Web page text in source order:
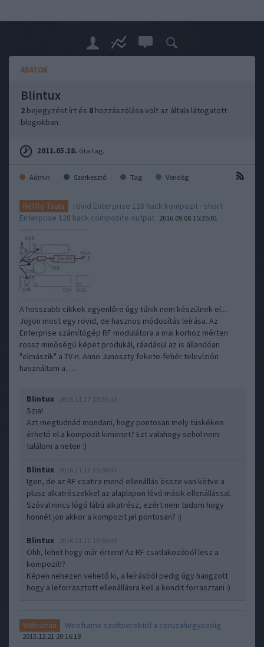
ADATOK
Blintux
2 bejegyzést írt és 8 hozzászólása volt az általa látogatott
blogokban.
2011.05.18. óta tag.
Admin Szerkesztő Tag Vendég
ReTRo Tauta
rövid Enterprise 128 hack kompozit - short
Enterprise 128 hack composite output 2016.09.08 15:35:01
A hosszabb cikkek egyenlőre úgy tűnik nem készülnek el...
Jöjjön most egy rövid, de hasznos módosítás leírása. Az
Enterprise számítógép RF modulátora a mai korhoz mérten
rossz minőségű képet produkál, ráadásul az is állandóan
"elmászik" a TV-n. Anno Junoszty fekete-fehér televízión
használtam a…..
Blintux 2016.11.17 13:36:13
Szia!
Azt megtudnád mondani, hogy pontosan mely tüskéken
érhető el a kompozit kimenet? Ezt valahogy sehol nem
találom a neten :)
Blintux 2016.11.17 13:58:47
Igen, de az RF csatira menő ellenállás össze van kötve a
plusz alkatrészekkel az alaplapon lévő másik ellenállással.
Szóval nincs lógó lábú alkatrész, ezért nem tudom hogy
honnét jön akkor a kompozit jel pontosan? :)
Blintux 2016.11.17 13:59:43
Ohh, lehet hogy már értem! Az RF csatlakozóból lesz a
kompozit!?
Képen nehezen vehető ki, a leírásból pedig úgy hangzott
hogy a leforrasztott ellenállásra kell a kondit forrasztani :)
Webisztán Wireframe szoftverektől a ceruzahegyezőig
2013.12.21 20:16:18